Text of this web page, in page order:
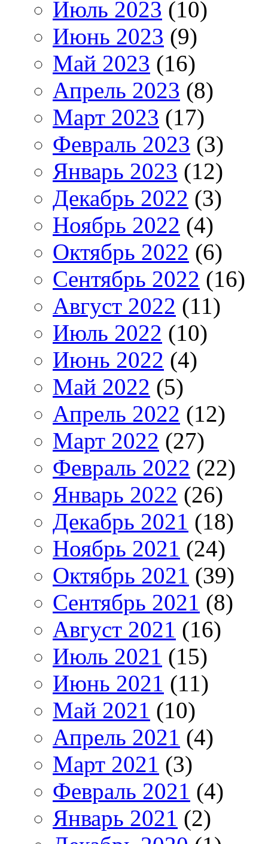
Июль 2023 (10)
Июнь 2023 (9)
Май 2023 (16)
Апрель 2023 (8)
Март 2023 (17)
Февраль 2023 (3)
Январь 2023 (12)
Декабрь 2022 (3)
Ноябрь 2022 (4)
Октябрь 2022 (6)
Сентябрь 2022 (16)
Август 2022 (11)
Июль 2022 (10)
Июнь 2022 (4)
Май 2022 (5)
Апрель 2022 (12)
Март 2022 (27)
Февраль 2022 (22)
Январь 2022 (26)
Декабрь 2021 (18)
Ноябрь 2021 (24)
Октябрь 2021 (39)
Сентябрь 2021 (8)
Август 2021 (16)
Июль 2021 (15)
Июнь 2021 (11)
Май 2021 (10)
Апрель 2021 (4)
Март 2021 (3)
Февраль 2021 (4)
Январь 2021 (2)